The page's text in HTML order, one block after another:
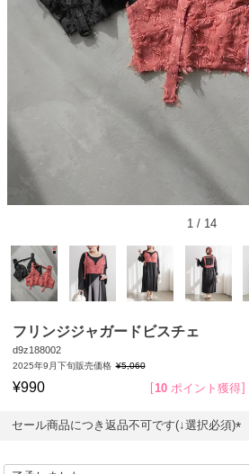
1/ 14
フリンジジャガードビスチェ
d9z188002
2025年9月下旬販売価格 ¥5,060
¥990 10 ポイント獲得
セール商品につき返品不可です(↓選択必須)
必